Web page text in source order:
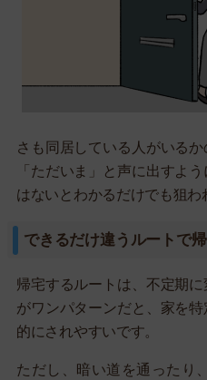
さも同居している人がいる
「ただいま」と声に出すよ
はないとわかるだけでも狙わ
できるだけ違うルートで
帰宅するルートは、不定期
がワンパターンだと、家を
的にされやすいです。
ただし、暗い道を通ったり